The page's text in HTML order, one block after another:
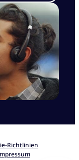
Richtlinien